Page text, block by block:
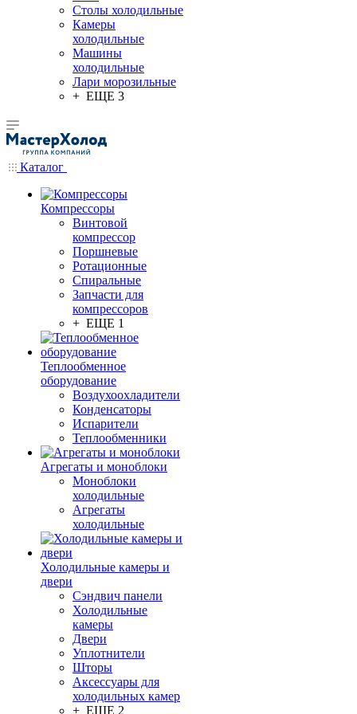
Столы холодильные
Камеры
холодильные
Машины
холодильные
Лари морозильные
+ ЕЩЕ 3
Каталог
Компрессоры
Винтовой
компрессор
Поршневые
Ротационные
Спиральные
Запчасти для
компрессоров
+ ЕЩЕ 1
Теплообменное
оборудование
Воздухоохладители
Конденсаторы
Испарители
Теплообменники
Агрегаты и моноблоки
Моноблоки
холодильные
Агрегаты
холодильные
Холодильные камеры и
двери
Сэндвич панели
Холодильные
камеры
Двери
Уплотнители
Шторы
Аксессуары для
холодильных камер
+ ЕЩЕ 2